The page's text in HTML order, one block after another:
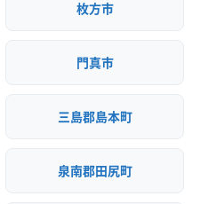
枚方市
門真市
三島郡島本町
泉南郡田尻町